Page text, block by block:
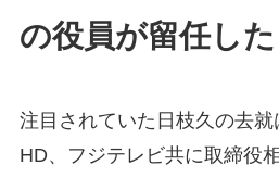
の役員が留任した
注目されていた日枝久の去
HD、フジテレビ共に取締役